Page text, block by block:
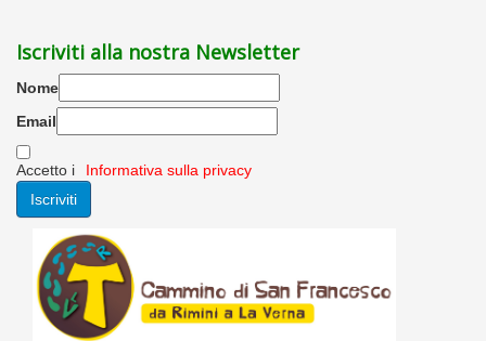
Iscriviti alla nostra Newsletter
Nome
Email
Accetto i Informativa sulla privacy